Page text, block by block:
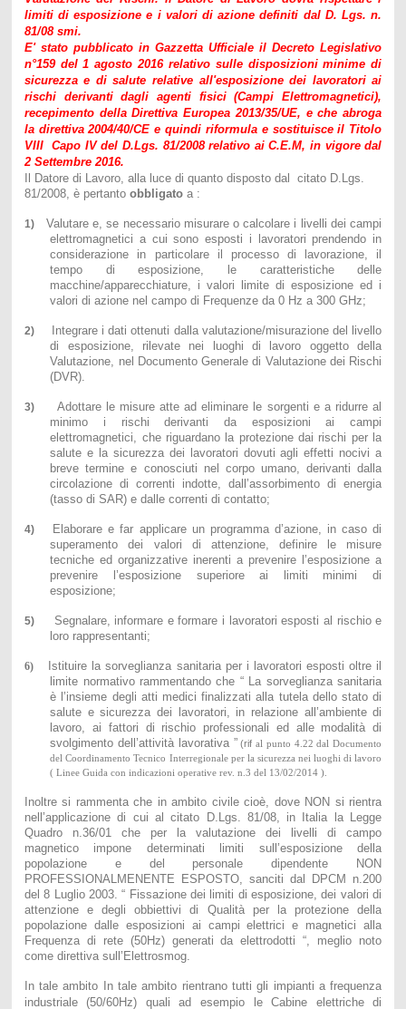
limiti di esposizione e i valori di azione definiti dal D. Lgs. n.
81/08 smi.
E' stato pubblicato in Gazzetta Ufficiale il Decreto Legislativo
n°159 del 1 agosto 2016 relativo sulle disposizioni minime di
sicurezza e di salute relative all'esposizione dei lavoratori ai
rischi derivanti dagli agenti fisici (Campi Elettromagnetici),
recepimento della Direttiva Europea 2013/35/UE, e che abroga
la direttiva 2004/40/CE e quindi riformula e sostituisce il Titolo
VIII Capo IV del D.Lgs. 81/2008 relativo ai C.E.M, in vigore dal
2 Settembre 2016.
Il Datore di Lavoro, alla luce di quanto disposto dal citato D.Lgs.
81/2008, è pertanto obbligatoa :
1) Valutare e, se necessario misurare o calcolare i livelli dei campi
elettromagnetici a cui sono esposti i lavoratori prendendo in
considerazione in particolare il processo di lavorazione, il
tempo di esposizione, le caratteristiche delle
macchine/apparecchiature, i valori limite di esposizione ed i
valori di azione nel campo di Frequenze da 0 Hz a 300 GHz;
2) Integrare i dati ottenuti dalla valutazione/misurazione del livello
di esposizione, rilevate nei luoghi di lavoro oggetto della
Valutazione, nel Documento Generale di Valutazione dei Rischi
(DVR).
3) Adottare le misure atte ad eliminare le sorgenti e a ridurre al
minimo i rischi derivanti da esposizioni ai campi
elettromagnetici, che riguardano la protezione dai rischi per la
salute e la sicurezza dei lavoratori dovuti agli effetti nocivi a
breve termine e conosciuti nel corpo umano, derivanti dalla
circolazione di correnti indotte, dall’assorbimento di energia
(tasso di SAR) e dalle correnti di contatto;
4) Elaborare e far applicare un programma d’azione, in caso di
superamento dei valori di attenzione, definire le misure
tecniche ed organizzative inerenti a prevenire l’esposizione a
prevenire l’esposizione superiore ai limiti minimi di
esposizione;
5)
Segnalare, informare e formare i lavoratori esposti al rischio e
loro rappresentanti;
6) Istituire la sorveglianza sanitaria per i lavoratori esposti oltre il
limite normativo rammentando che “ La sorveglianza sanitaria
è l’insieme degli atti medici finalizzati alla tutela dello stato di
salute e sicurezza dei lavoratori, in relazione all’ambiente di
lavoro, ai fattori di rischio professionali ed alle modalità di
svolgimento dell’attività lavorativa ” (rif al punto 4.22 dal Documento
del Coordinamento Tecnico Interregionale per la sicurezza nei luoghi di lavoro
( Linee Guida con indicazioni operative rev. n.3 del 13/02/2014 ).
Inoltre si rammenta che in ambito civile cioè, dove NON si rientra
nell’applicazione di cui al citato D.Lgs. 81/08, in Italia la Legge
Quadro n.36/01 che per la valutazione dei livelli di campo
magnetico impone determinati limiti sull’esposizione della
popolazione e del personale dipendente NON
PROFESSIONALMENENTE ESPOSTO, sanciti dal DPCM n.200
del 8 Luglio 2003. “ Fissazione dei limiti di esposizione, dei valori di
attenzione e degli obbiettivi di Qualità per la protezione della
popolazione dalle esposizioni ai campi elettrici e magnetici alla
Frequenza di rete (50Hz) generati da elettrodotti “, meglio noto
come direttiva sull’Elettrosmog.
In tale ambito In tale ambito rientrano tutti gli impianti a frequenza
industriale (50/60Hz) quali ad esempio le Cabine elettriche di